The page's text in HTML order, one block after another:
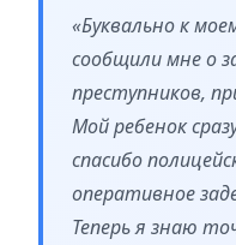
«Буквально к
сообщили мне о
преступников,
Мой ребенок
спасибо
оперативное
Теперь я знаю